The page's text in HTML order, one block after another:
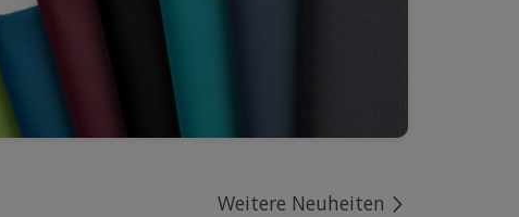
Weitere Neuheiten